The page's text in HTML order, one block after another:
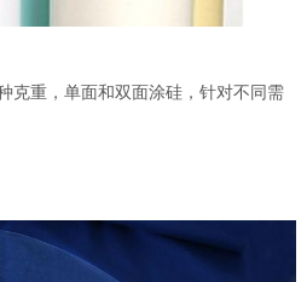
克重，单面和双面涂硅，针对不同需